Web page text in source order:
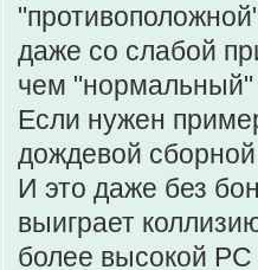
даже со слабой
чем "нормальный"
Если нужен
дождевой
И это даже без
выиграет
более высокой